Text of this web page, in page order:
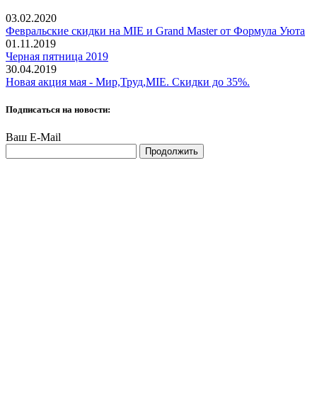
03.02.2020
Февральские скидки на MIE и Grand Master от Формула Уюта
01.11.2019
Черная пятница 2019
30.04.2019
Новая акция мая - Мир,Труд,MIE. Скидки до 35%.
Подписаться на новости:
Ваш E-Mail
Продолжить